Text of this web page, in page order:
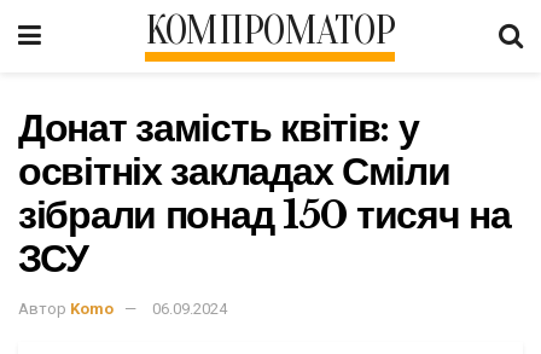
КОМПРОМАТОР
Донат замість квітів: у
освітніх закладах Сміли
зібрали понад 150 тисяч на
ЗСУ
Автор Komo 06.09.2024